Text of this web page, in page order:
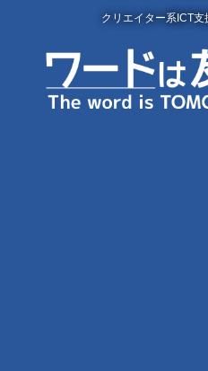
クリエイター系ICT